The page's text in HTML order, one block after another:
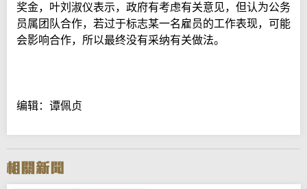
奖金，叶刘淑仪表示，政府有考虑有关意见，但认为公务
员属团队合作，若过于标志某一名雇员的工作表现，可能
会影响合作，所以最终没有采纳有关做法。
编辑：谭佩贞